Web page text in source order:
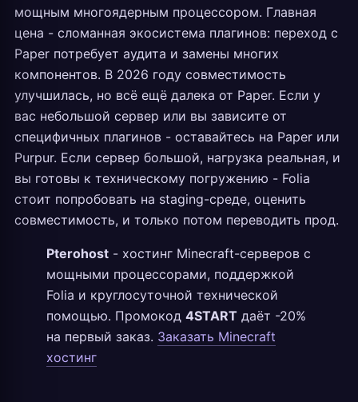
мощным многоядерным процессором. Главная
цена - сломанная экосистема плагинов: переход с
Paper потребует аудита и замены многих
компонентов. В 2026 году совместимость
улучшилась, но всё ещё далека от Paper. Если у
вас небольшой сервер или вы зависите от
специфичных плагинов - оставайтесь на Paper или
Purpur. Если сервер большой, нагрузка реальная, и
вы готовы к техническому погружению - Folia
стоит попробовать на staging-среде, оценить
совместимость, и только потом переводить прод.
Pterohost - хостинг Minecraft-серверов с
мощными процессорами, поддержкой
Folia и круглосуточной технической
помощью. Промокод 4START даёт -20%
на первый заказ. Заказать Minecraft
хостинг